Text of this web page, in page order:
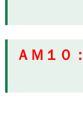
ＡＭ１０